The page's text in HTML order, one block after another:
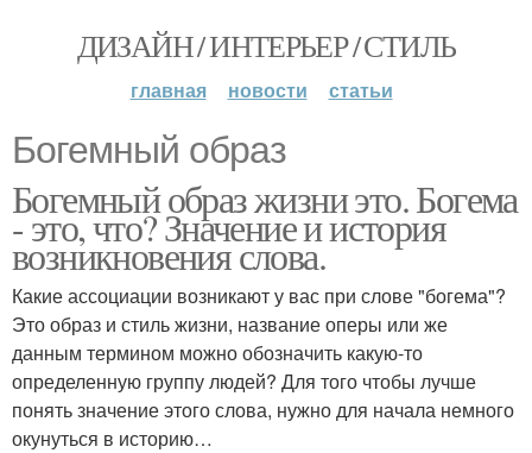
ДИЗАЙН / ИНТЕРЬЕР / СТИЛЬ
главная новости статьи
Богемный образ
Богемный образ жизни это. Богема
- это, что? Значение и история
возникновения слова.
Какие ассоциации возникают у вас при слове "богема"?
Это образ и стиль жизни, название оперы или же
данным термином можно обозначить какую-то
определенную группу людей? Для того чтобы лучше
понять значение этого слова, нужно для начала немного
окунуться в историю…